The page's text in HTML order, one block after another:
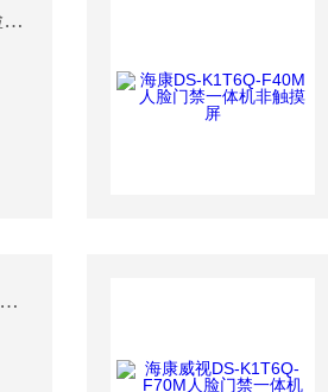
海康威视K1T6QT-F40M人脸门禁一体机触摸屏
海康DS-K56Q-F70人员通道人脸门禁一体机